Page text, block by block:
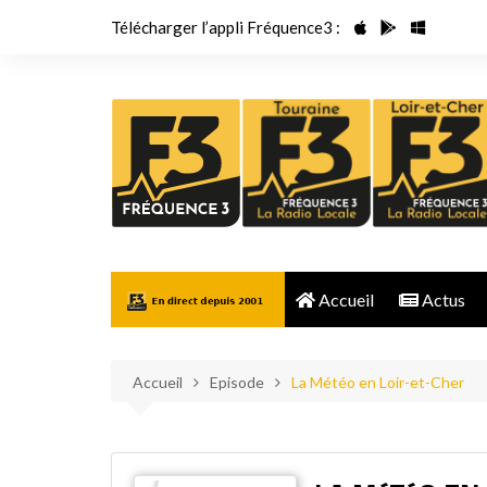
Télécharger l’appli Fréquence3 :
Accueil Actus
Accueil Episode La Météo en Loir-et-Cher